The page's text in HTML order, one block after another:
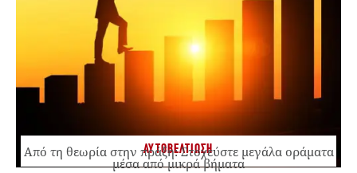
ΑΥΤΟΒΕΛΤΙΩΣΗ
Από τη θεωρία στην πράξη: Στοχεύστε μεγάλα οράματα
μέσα από μικρά βήματα